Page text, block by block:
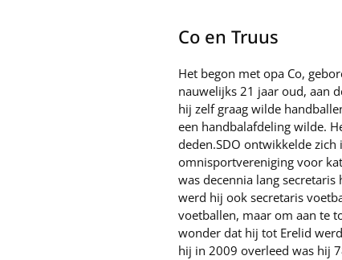
Co en Truus
Het begon met opa Co,
nauwelijks 21 jaar oud, aan
hij zelf graag wilde
een handbalafdeling wilde.
deden.SDO ontwikkelde
omnisportvereniging voor
was decennia lang
werd hij ook secretaris
voetballen, maar om aan te
wonder dat hij tot Erelid
hij in 2009 overleed was hij